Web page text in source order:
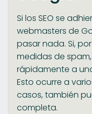
Si los SEO se
webmasters de
pasar nada. Si,
medidas de
rápidamente a
Esto ocurre a
casos, también
completa.